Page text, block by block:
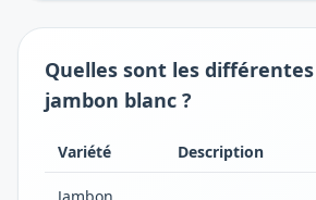
Quelles sont les
jambon blanc ?
Variété Description